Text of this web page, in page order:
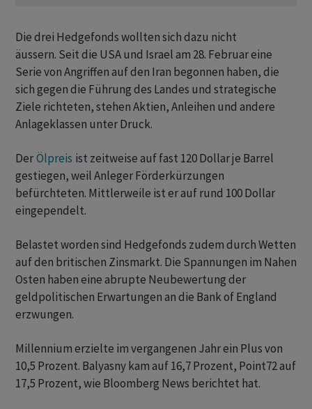
Die drei Hedgefonds wollten sich dazu nicht
äussern. Seit die USA und Israel am 28. Februar eine
Serie von Angriffen auf den Iran begonnen haben, die
sich gegen die Führung des Landes und strategische
Ziele richteten, stehen Aktien, Anleihen und andere
Anlageklassen unter Druck.
DerÖlpreis ist zeitweise auf fast 120 Dollar je Barrel
gestiegen, weil Anleger Förderkürzungen
befürchteten. Mittlerweile ist er auf rund 100 Dollar
eingependelt.
Belastet worden sind Hedgefonds zudem durch Wetten
auf den britischen Zinsmarkt. Die Spannungen im Nahen
Osten haben eine abrupte Neubewertung der
geldpolitischen Erwartungen an die Bank of England
erzwungen.
Millennium erzielte im vergangenen Jahr ein Plus von
10,5 Prozent. Balyasny kam auf 16,7 Prozent, Point72 auf
17,5 Prozent, wie Bloomberg News berichtet hat.